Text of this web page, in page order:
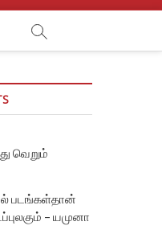
வெறும்
படங்கள்தான்
– யமுனா